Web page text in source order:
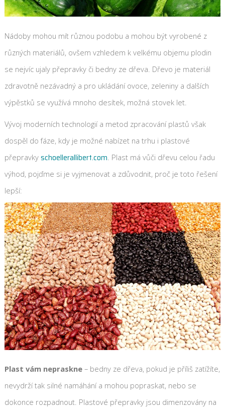
Nádoby mohou mít různou podobu a mohou být vyrobené z
různých materiálů, ovšem vzhledem k velkému objemu plodin
se nejvíc ujaly přepravky či bedny ze dřeva. Dřevo je materiál
zdravotně nezávadný a pro ukládání ovoce, zeleniny a dalších
výpěstků se využívá mnoho desítek, možná stovek let.
Vývoj moderních technologií a metod zpracování plastů však
dospěl do fáze, kdy je možné nabízet na trhu i plastové
přepravky schoellerallibert.com. Plast má vůči dřevu celou řadu
výhod, pojďme si je vyjmenovat a zdůvodnit, proč je toto řešení
lepší:
Plast vám nepraskne – bedny ze dřeva, pokud je příliš zatížíte,
nevydrží tak silné namáhání a mohou popraskat, nebo se
dokonce rozpadnout. Plastové přepravky jsou dimenzovány na